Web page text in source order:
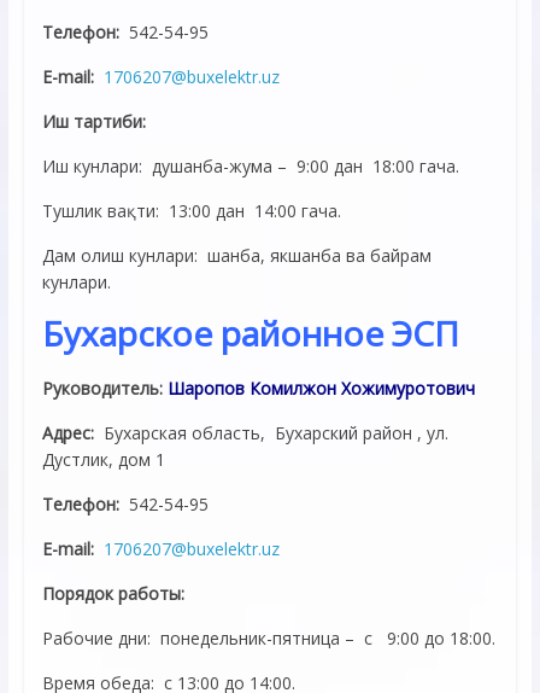
Телефон:542-54-95
E-mail: 1706207@buxelektr.uz
Иш тартиби:
Иш кунлари: душанба-жума – 9:00 дан 18:00 гача.
Тушлик вақти: 13:00 дан 14:00 гача.
Дам олиш кунлари: шанба, якшанба ва байрам
кунлари.
Бухарское районное ЭСП
Руководитель: Шаропов Комилжон Хожимуротович
Адрес:Бухарская область, Бухарский район , ул.
Дустлик, дом 1
Телефон:542-54-95
E-mail: 1706207@buxelektr.uz
Порядок работы:
Рабочие дни: понедельник-пятница – с 9:00 до 18:00.
Время обеда: с 13:00 до 14:00.